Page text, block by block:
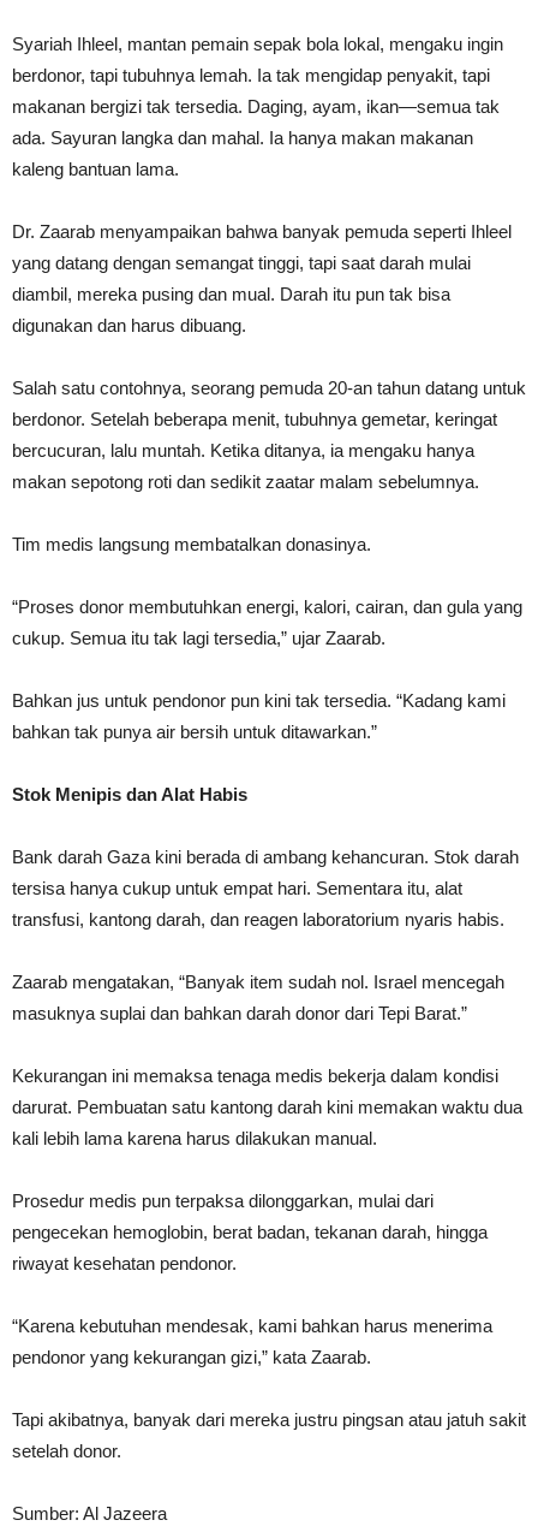
Syariah Ihleel, mantan pemain sepak bola lokal, mengaku ingin
berdonor, tapi tubuhnya lemah. Ia tak mengidap penyakit, tapi
makanan bergizi tak tersedia. Daging, ayam, ikan—semua tak
ada. Sayuran langka dan mahal. Ia hanya makan makanan
kaleng bantuan lama.
Dr. Zaarab menyampaikan bahwa banyak pemuda seperti Ihleel
yang datang dengan semangat tinggi, tapi saat darah mulai
diambil, mereka pusing dan mual. Darah itu pun tak bisa
digunakan dan harus dibuang.
Salah satu contohnya, seorang pemuda 20-an tahun datang untuk
berdonor. Setelah beberapa menit, tubuhnya gemetar, keringat
bercucuran, lalu muntah. Ketika ditanya, ia mengaku hanya
makan sepotong roti dan sedikit zaatar malam sebelumnya.
Tim medis langsung membatalkan donasinya.
“Proses donor membutuhkan energi, kalori, cairan, dan gula yang
cukup. Semua itu tak lagi tersedia,” ujar Zaarab.
Bahkan jus untuk pendonor pun kini tak tersedia. “Kadang kami
bahkan tak punya air bersih untuk ditawarkan.”
Stok Menipis dan Alat Habis
Bank darah Gaza kini berada di ambang kehancuran. Stok darah
tersisa hanya cukup untuk empat hari. Sementara itu, alat
transfusi, kantong darah, dan reagen laboratorium nyaris habis.
Zaarab mengatakan, “Banyak item sudah nol. Israel mencegah
masuknya suplai dan bahkan darah donor dari Tepi Barat.”
Kekurangan ini memaksa tenaga medis bekerja dalam kondisi
darurat. Pembuatan satu kantong darah kini memakan waktu dua
kali lebih lama karena harus dilakukan manual.
Prosedur medis pun terpaksa dilonggarkan, mulai dari
pengecekan hemoglobin, berat badan, tekanan darah, hingga
riwayat kesehatan pendonor.
“Karena kebutuhan mendesak, kami bahkan harus menerima
pendonor yang kekurangan gizi,” kata Zaarab.
Tapi akibatnya, banyak dari mereka justru pingsan atau jatuh sakit
setelah donor.
Sumber: Al Jazeera